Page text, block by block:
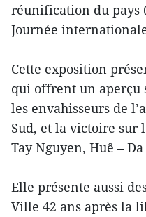
réunification du pays
Journée
Cette exposition
qui offrent un aperçu
les envahisseurs de
Sud, et la victoire sur
Tay Nguyen, Huê –
Elle présente aussi
Ville 42 ans après la